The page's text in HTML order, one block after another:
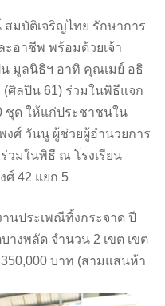
มบัติเจริญไทย รักษาการ
อาชีพ พร้อมด้วยเจ้า
มูลนิธิฯ อาทิ คุณเมย์ อธิ
ศิลปิน 61) ร่วมในพิธีแจก
ชุด ให้แก่ประชาชนใน
ศ์ วันนู ผู้ช่วยผู้อำนวยการ
วมในพิธี ณ โรงเรียน
42 แยก 5
นประเพณีทิ้งกระจาด ปี
างพลัด จำนวน 2 เขต เขต
บาท (สามแสนห้า